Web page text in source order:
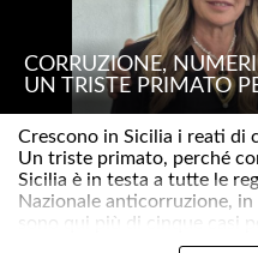
CORRUZIONE, NUMERI
UN TRISTE PRIMATO
Crescono in Sicilia i reati di
Un triste primato, perché
Sicilia è in testa a tutte le
Nazionale anticorruzione,
sono qui più di cinque casi